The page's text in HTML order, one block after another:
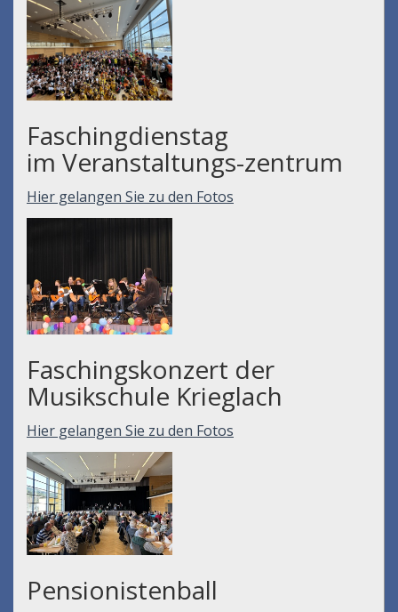
Faschingdienstag
im Veranstaltungs-zentrum
Hier gelangen Sie zu den Fotos
Faschingskonzert der
Musikschule Krieglach
Hier gelangen Sie zu den Fotos
Pensionistenball